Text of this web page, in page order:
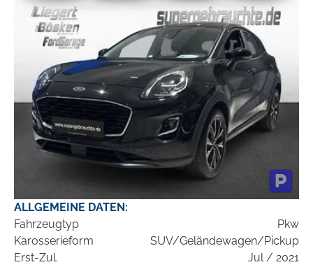
ALLGEMEINE DATEN:
Fahrzeugtyp
Pkw
Karosserieform
SUV/Geländewagen/Pickup
Erst-Zul.
Jul / 2021